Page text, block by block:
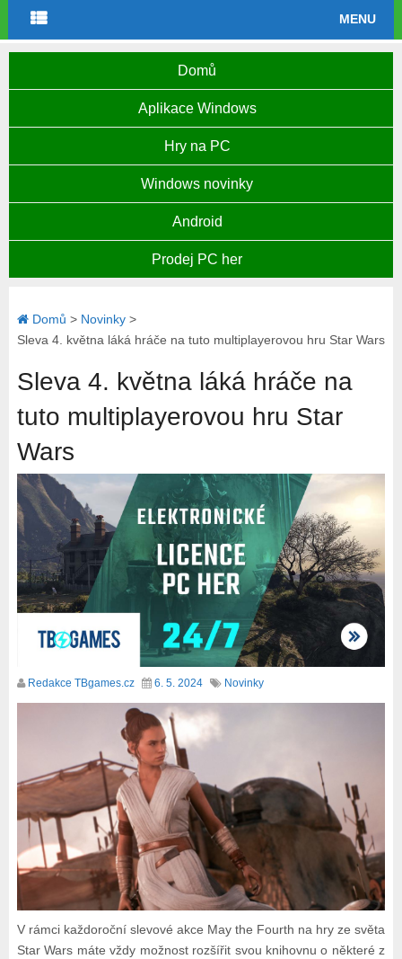
MENU
Domů
Aplikace Windows
Hry na PC
Windows novinky
Android
Prodej PC her
Domů > Novinky>
Sleva 4. května láká hráče na tuto multiplayerovou hru Star Wars
Sleva 4. května láká hráče na
tuto multiplayerovou hru Star
Wars
Redakce TBgames.cz 6. 5. 2024 Novinky
V rámci každoroční slevové akce May the Fourth na hry ze světa
Star Wars máte vždy možnost rozšířit svou knihovnu o některé z